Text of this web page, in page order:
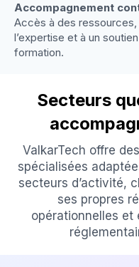
Accompagnement
Accès à des ressources,
l’expertise et à un
formation.
Secteurs
ValkarTech offre
spécialisées
secteurs d’activité,
ses propres
opérationnelles et